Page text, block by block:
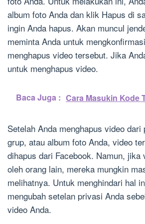
album foto Anda dan klik Hapus di
ingin Anda hapus. Akan muncul
meminta Anda untuk
menghapus video tersebut. Jika
untuk menghapus video.
Baca Juga : Cara Masukin Kode
Setelah Anda menghapus video dari
grup, atau album foto Anda, video
dihapus dari Facebook. Namun, jika
oleh orang lain, mereka mungkin
melihatnya. Untuk menghindari hal
mengubah setelan privasi Anda
video Anda.